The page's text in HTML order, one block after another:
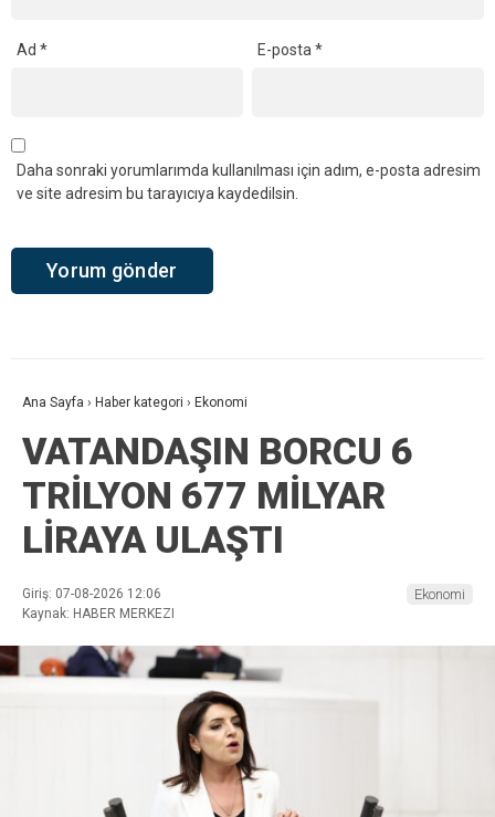
Ad * E-posta*
Daha sonraki yorumlarımda kullanılması için adım, e-posta adresim
ve site adresim bu tarayıcıya kaydedilsin.
Ana Sayfa › Haber kategori › Ekonomi
VATANDAŞIN BORCU 6
TRİLYON 677 MİLYAR
LİRAYA ULAŞTI
Giriş: 07-08-2026 12:06
Kaynak: HABER MERKEZI
Ekonomi